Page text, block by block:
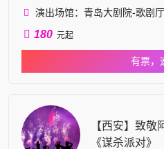
演出场馆：青岛大剧院-歌剧厅
180 元起
有票，
【西安】致敬
《谋杀派对》